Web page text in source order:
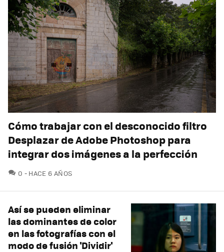
Cómo trabajar con el desconocido filtro
Desplazar de Adobe Photoshop para
integrar dos imágenes a la perfección
0 COMENTARIOS
HACE 6 AÑOS
Así se pueden eliminar
las dominantes de color
en las fotografías con el
modo de fusión 'Dividir'